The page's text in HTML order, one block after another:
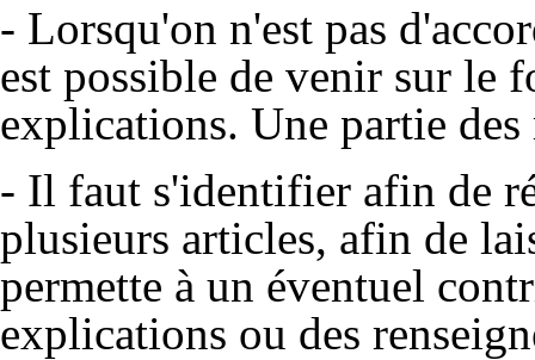
- Lorsqu'on n'est pas
est possible de venir sur le
explications. Une partie
- Il faut s'identifier afin de
plusieurs articles, afin de
permette à un éventuel
explications ou des